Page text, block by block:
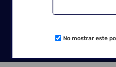
No mostrar este